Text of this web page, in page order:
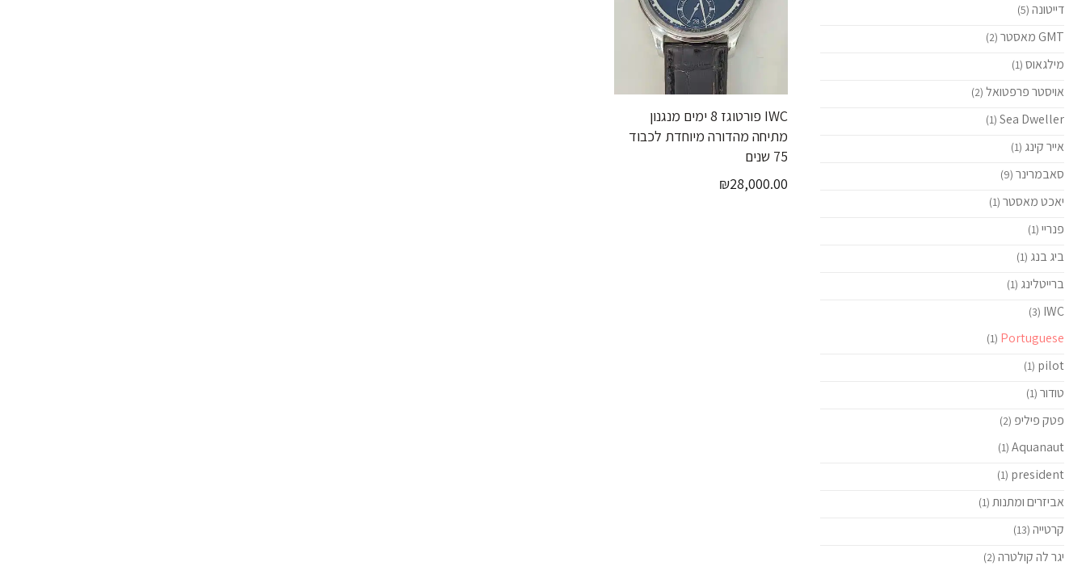
דייטונה (5)
GMT מאסטר (2)
מילגאוס (1)
אויסטר פרפטואל (2)
Sea Dweller
(1)
אייר קינג (1)
סאבמרינר (9)
יאכט מאסטר (1)
פנריי (1)
ביג בנג (1)
ברייטלינג (1)
IWC
(3)
Portuguese
(1)
pilot
(1)
טודור (1)
פטק פיליפ (2)
Aquanaut
(1)
president
(1)
אביזרים ומתנות (1)
קרטייה (13)
יגר לה קולטרה (2)
IWC פורטוגז 8 ימים מנגנון
מתיחה מהדורה מיוחדת לכבוד
75 שנים
₪28,000.00